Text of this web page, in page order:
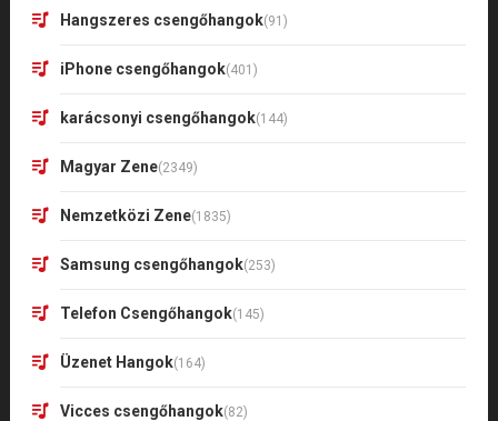
Hangszeres csengőhangok(91)
iPhone csengőhangok(401)
karácsonyi csengőhangok(144)
Magyar Zene(2349)
Nemzetközi Zene(1835)
Samsung csengőhangok(253)
Telefon Csengőhangok(145)
Üzenet Hangok(164)
Vicces csengőhangok(82)